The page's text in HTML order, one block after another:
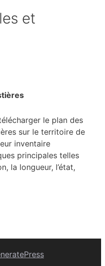
et
le plan des
sur le territoire de
inventaire
principales telles
la longueur, l’état,